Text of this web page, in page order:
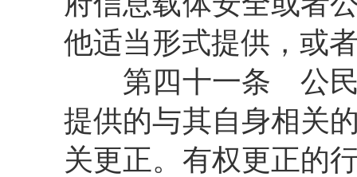
他适当形式提供，或
第四十一条 公民
提供的与其自身相关
关更正。有权更正的